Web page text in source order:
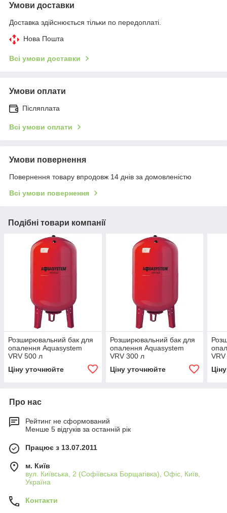
Умови доставки
Доставка здійснюється тільки по передоплаті.
Нова Пошта
Всі умови доставки
Умови оплати
Післяплата
Всі умови оплати
Умови повернення
Повернення товару впродовж 14 днів за домовленістю
Всі умови повернення
Подібні товари компанії
Розширювальний бак для
опалення Aquasystem
VRV 500 л
Ціну уточнюйте
Розширювальний бак для
опалення Aquasystem
VRV 300 л
Ціну уточнюйте
Про нас
Рейтинг не сформований
Менше 5 відгуків за останній рік
Працює з 13.07.2011
м. Київ
вул. Київська, 2 (Софіївська Борщагівка), Офіс, Київ,
Україна
Контакти